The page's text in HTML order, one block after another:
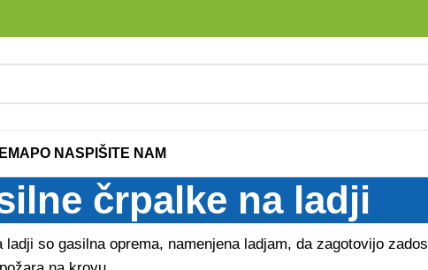
O NAS PIŠITE NAM
črpalke na ladji
ladji so gasilna oprema, namenjena ladjam, da zagotovijo